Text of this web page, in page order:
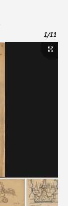
1/11